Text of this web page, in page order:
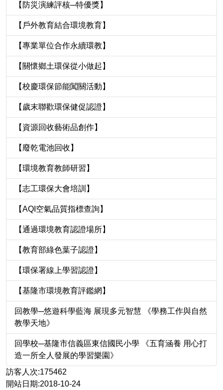
【防災演練評核─特優獎】
【戶外教育結合環境教育】
【專業單位合作永續環教】
【關懷鄉土環保從小做起】
【校慶環保節能闖關活動】
【歲末聯歡環保健促認證】
【資源回收藝術品創作】
【廢乾電池回收】
【環境教育教師研習】
【志工環保大會培訓】
【AQI空氣品質指標查詢】
【通過環境教育認證場所】
【教育部綠色葉子認證】
【環保署線上學習認證】
【基隆市環境教育評鑑網】
回教學─悠遊科學藍海 展現多元智慧 《學務工作與自然
教學天地》
回學校─基隆市信義區東信國民小學 《五育涵養 用心打
造一所全人發展的學習樂園》
訪客人次:175462
開站日期:2018-10-24